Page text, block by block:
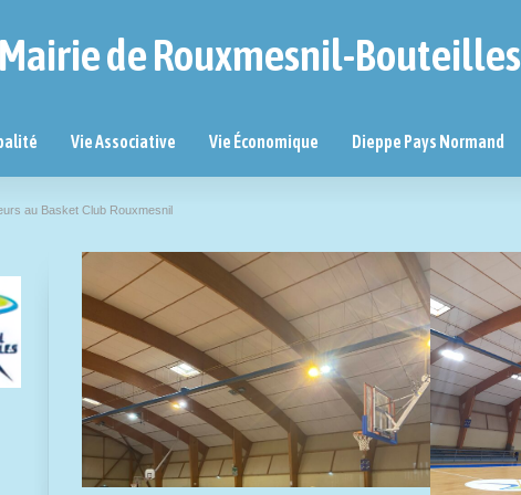
Mairie de Rouxmesnil-Bouteilles
Vie Associative Vie Économique Dieppe Pays Normand
au Basket Club Rouxmesnil